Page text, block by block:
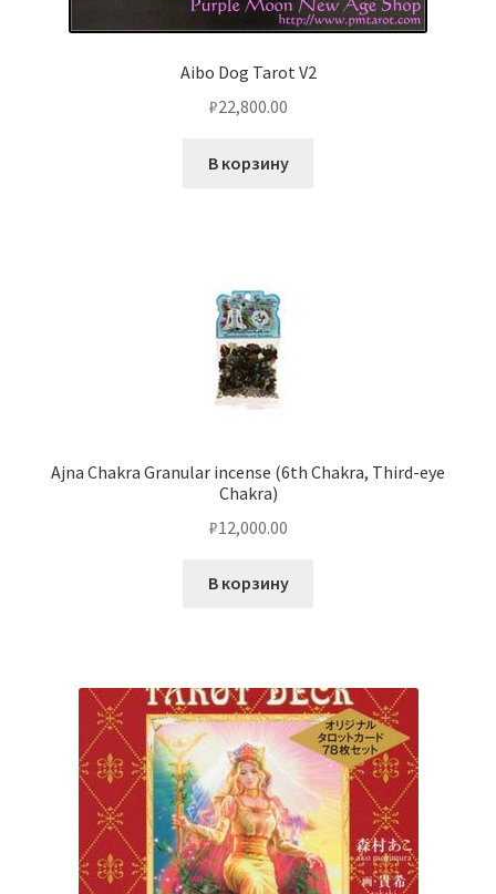
Aibo Dog Tarot V2
₽22,800.00
В корзину
Ajna Chakra Granular incense (6th Chakra, Third-eye
Chakra)
₽12,000.00
В корзину